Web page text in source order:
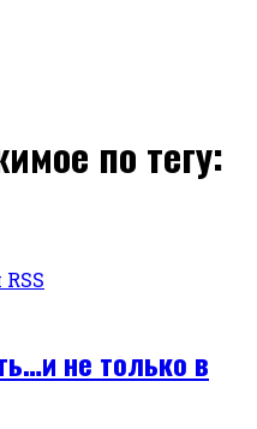
по тегу:
не только в